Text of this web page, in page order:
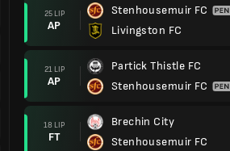
25 LIP
AP
Stenhousemuir FC
Livingston FC
21 LIP
AP
Partick Thistle FC
Stenhousemuir FC
18 LIP
FT
Brechin City
Stenhousemuir FC